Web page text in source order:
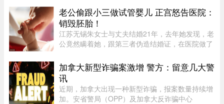
Jean地区的Chicoutimi河和au ...
老公偷跟小三做试管婴儿 正宫怒告医院：
销毁胚胎！
江苏无锡朱女士与丈夫结婚21年，去年她发现，老
公竟然瞒着她，跟第三者伪造结婚证，在医院做了
事后对医院、丈夫及第三者提告，要求处置涉案胚
胎，案件已在日前开庭审理 ...
加拿大新型诈骗案激增 警方：留意几大警
讯
近期，加拿大出现一种新型诈骗，报案数量持续增
加。安省警局（OPP）及加拿大反诈骗中心